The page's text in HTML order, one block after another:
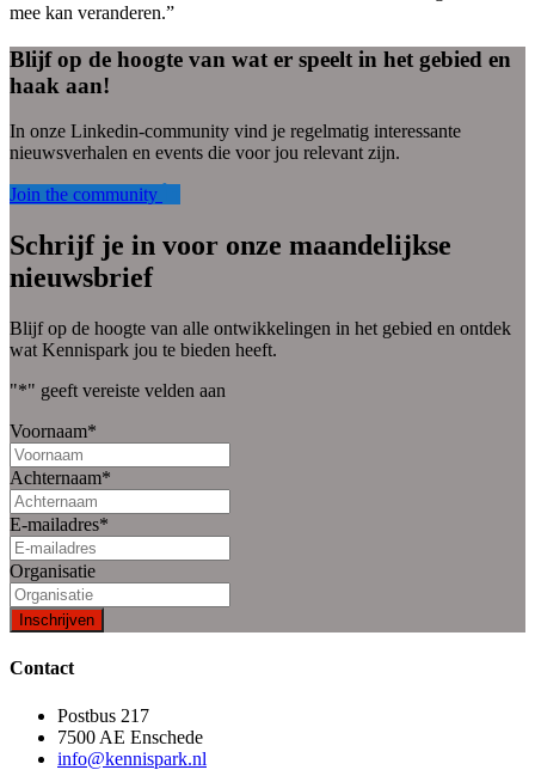
mee kan veranderen.”
Blijf op de hoogte van wat er speelt in het gebied en
haak aan!
In onze Linkedin-community vind je regelmatig interessante
nieuwsverhalen en events die voor jou relevant zijn.
Join the community
Schrijf je in voor onze maandelijkse
nieuwsbrief
Blijf op de hoogte van alle ontwikkelingen in het gebied en ontdek
wat Kennispark jou te bieden heeft.
"*" geeft vereiste velden aan
Voornaam*
Achternaam*
E-mailadres*
Organisatie
Contact
Postbus 217
7500 AE Enschede
info@kennispark.nl